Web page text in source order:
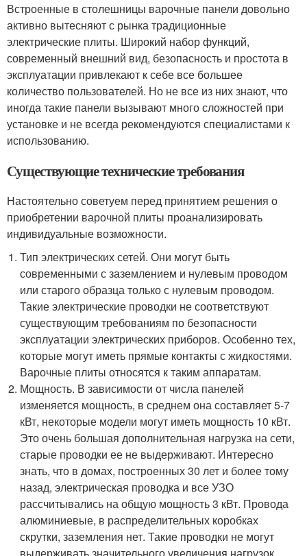
Встроенные в столешницы варочные панели довольно
активно вытесняют с рынка традиционные
электрические плиты. Широкий набор функций,
современный внешний вид, безопасность и простота в
эксплуатации привлекают к себе все большее
количество пользователей. Но не все из них знают, что
иногда такие панели вызывают много сложностей при
установке и не всегда рекомендуются специалистами к
использованию.
Существующие технические требования
Настоятельно советуем перед принятием решения о
приобретении варочной плиты проанализировать
индивидуальные возможности.
Тип электрических сетей. Они могут быть
современными с заземлением и нулевым проводом
или старого образца только с нулевым проводом.
Такие электрические проводки не соответствуют
существующим требованиям по безопасности
эксплуатации электрических приборов. Особенно тех,
которые могут иметь прямые контакты с жидкостями.
Варочные плиты относятся к таким аппаратам.
Мощность. В зависимости от числа панелей
изменяется мощность, в среднем она составляет 5-7
кВт, некоторые модели могут иметь мощность 10 кВт.
Это очень большая дополнительная нагрузка на сети,
старые проводки ее не выдерживают. Интересно
знать, что в домах, построенных 30 лет и более тому
назад, электрическая проводка и все УЗО
рассчитывались на общую мощность 3 кВт. Провода
алюминиевые, в распределительных коробках
скрутки, заземления нет. Такие проводки не могут